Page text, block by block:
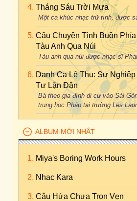
Tháng Sáu Trời Mưa
Một ca khúc nhạc trữ tình, được
Câu Chuyện Tình Buồn
Tàu Anh Qua Núi
Tàu anh qua núi được nhạc sĩ
Danh Ca Lệ Thu: Sự
Tư Lận Đận
Bà theo gia đình di cư vào Sài
trung học Pháp tại trường Les
ALBUM MỚI NHẤT
Miya's Boring Work Hours
Nhac Kara
Câu Hứa Chưa Trọn Vẹn